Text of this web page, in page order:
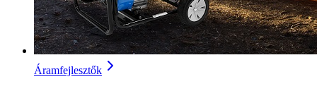
Áramfejlesztők